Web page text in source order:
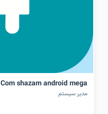
Com shazam android mega
مدیر سیستم